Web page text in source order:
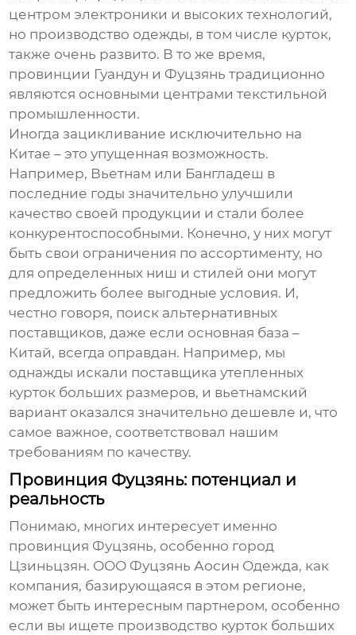
центром электроники и высоких технологий,
но производство одежды, в том числе курток,
также очень развито. В то же время,
провинции Гуандун и Фуцзянь традиционно
являются основными центрами текстильной
промышленности.
Иногда зацикливание исключительно на
Китае – это упущенная возможность.
Например, Вьетнам или Бангладеш в
последние годы значительно улучшили
качество своей продукции и стали более
конкурентоспособными. Конечно, у них могут
быть свои ограничения по ассортименту, но
для определенных ниш и стилей они могут
предложить более выгодные условия. И,
честно говоря, поиск альтернативных
поставщиков, даже если основная база –
Китай, всегда оправдан. Например, мы
однажды искали поставщика утепленных
курток больших размеров, и вьетнамский
вариант оказался значительно дешевле и, что
самое важное, соответствовал нашим
требованиям по качеству.
Провинция Фуцзянь: потенциал и
реальность
Понимаю, многих интересует именно
провинция Фуцзянь, особенно город
Цзиньцзян. ООО Фуцзянь Аосин Одежда, как
компания, базирующаяся в этом регионе,
может быть интересным партнером, особенно
если вы ищете производство курток больших